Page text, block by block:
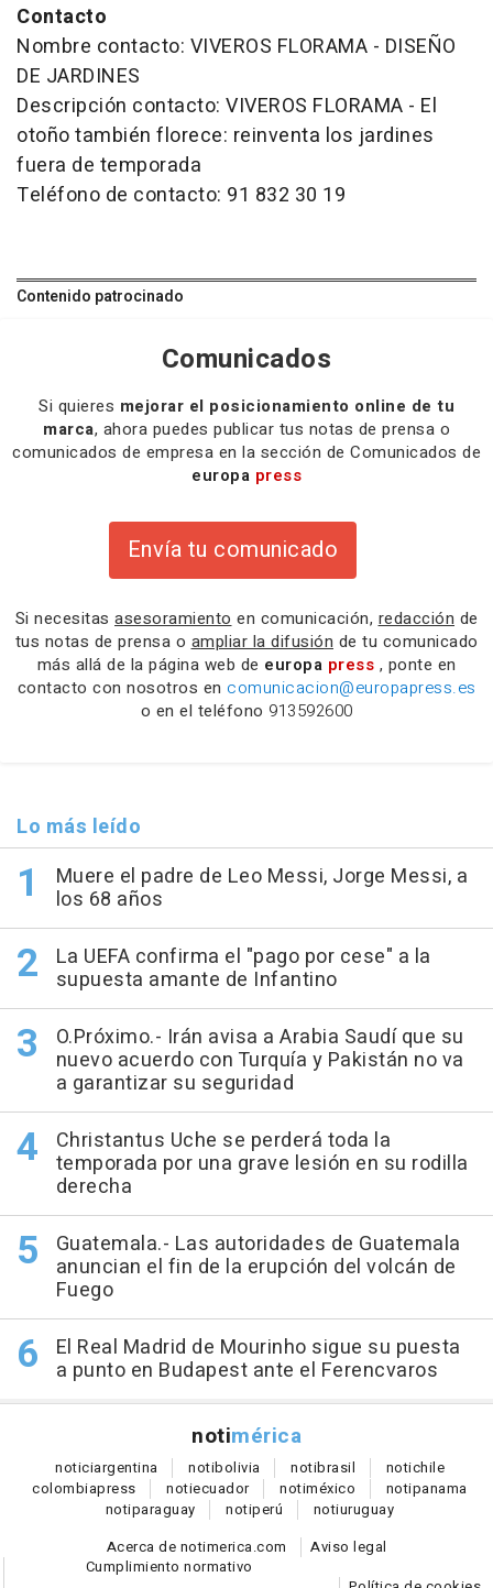
Contacto
Nombre contacto: VIVEROS FLORAMA - DISEÑO
DE JARDINES
Descripción contacto: VIVEROS FLORAMA - El
otoño también florece: reinventa los jardines
fuera de temporada
Teléfono de contacto: 91 832 30 19
Contenido patrocinado
Comunicados
Si quieres mejorar el posicionamiento online de tu
marca, ahora puedes publicar tus notas de prensa o
comunicados de empresa en la sección de Comunicados de
europa press
Envía tu comunicado
Si necesitas asesoramiento en comunicación, redacción de
tus notas de prensa o ampliar la difusión de tu comunicado
más allá de la página web de europa press , ponte en
contacto con nosotros en comunicacion@europapress.es
o en el teléfono 913592600
Lo más leído
Muere el padre de Leo Messi, Jorge Messi, a
los 68 años
La UEFA confirma el "pago por cese" a la
supuesta amante de Infantino
O.Próximo.- Irán avisa a Arabia Saudí que su
nuevo acuerdo con Turquía y Pakistán no va
a garantizar su seguridad
Christantus Uche se perderá toda la
temporada por una grave lesión en su rodilla
derecha
Guatemala.- Las autoridades de Guatemala
anuncian el fin de la erupción del volcán de
Fuego
El Real Madrid de Mourinho sigue su puesta
a punto en Budapest ante el Ferencvaros
notimérica
noticiargentina notibolivia notibrasil notichile
colombiapress notiecuador notiméxico notipanama
notiparaguay notiperú notiuruguay
Acerca de notimerica.com
Aviso legal
Cumplimiento normativo